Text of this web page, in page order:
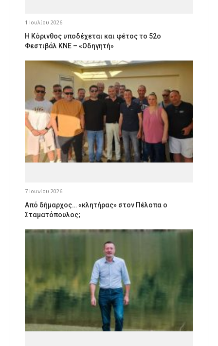
1 Ιουλίου 2026
Η Κόρινθος υποδέχεται και φέτος το 52ο
Φεστιβάλ ΚΝΕ – «Οδηγητή»
7 Ιουνίου 2026
Από δήμαρχος… «κλητήρας» στον Πέλοπα ο
Σταματόπουλος;